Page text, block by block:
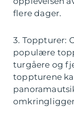
flere dager.
3. Toppturer:
populære
turgåere og
toppturene